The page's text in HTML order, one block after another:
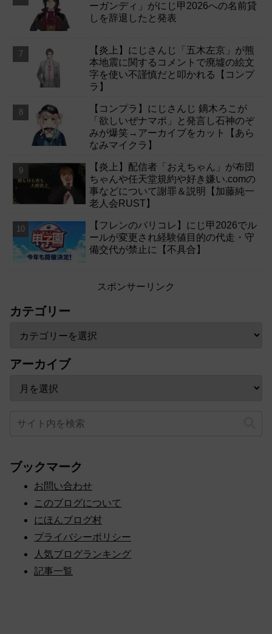
ーガンディ」がにじ甲2026への名前貸
しを辞退したと発表
【炎上】にじさんじ「五木左京」が熊
本地震に関するコメントで廃墟の絵文
字を使い不謹慎だと叩かれる【コンプ
ラ】
【コンプラ】にじさんじ 鏑木ろこが
「欲しいぜナマポ」と発言し石神のぞ
みが爆笑→アーカイブをカット【あら
なみマイクラ】
【炎上】配信者「おえちゃん」が布団
ちゃんや任天堂規約や好き嫌い.comの
事などについて謝罪＆説明【加藤純一
老人会RUST】
【フレンのパリコレ】にじ甲2026でル
ールが変更され経験値目的の代走・守
備交代が禁止に【不具合】
スポンサーリンク
カテゴリー
アーカイブ
ブックマーク
お問い合わせ
このブログについて
にほんブログ村
プライバシーポリシー
人気ブログランキング
記事一覧